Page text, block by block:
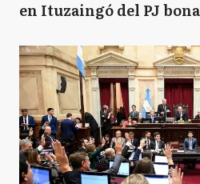
en Ituzaingó del PJ